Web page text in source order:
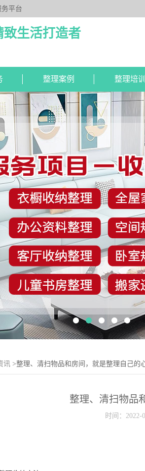
平台
生活打造者
整理案例 整理培训
讯 >整理、清扫物品和房间，就是整理自己的
整理、清扫物品
时间：2022-